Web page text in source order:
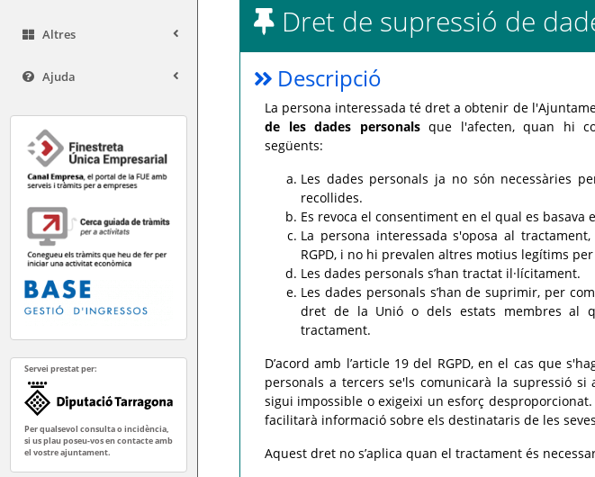
Altres
Ajuda
Servei prestat per:
Per qualsevol consulta o incidència,
si us plau poseu-vos en contacte amb
el vostre ajuntament.
Dret de supressió de
Descripció
La persona interessada té dret a obtenir de
de les dades personalsque l'afecten, quan hi
següents:
Les dades personals ja no són necessàries
recollides.
Es revoca el consentiment en el qual es basava
La persona interessada s'oposa al
RGPD, i no hi prevalen altres motius legítims
Les dades personals s’han tractat il·lícitament.
Les dades personals s’han de suprimir, per
dret de la Unió o dels estats membres al
tractament.
D’acord amb l’article 19 del RGPD, en el cas que
personals a tercers se'ls comunicarà la supressió
sigui impossible o exigeixi un esforç
facilitarà informació sobre els destinataris de les
Aquest dret no s’aplica quan el tractament és